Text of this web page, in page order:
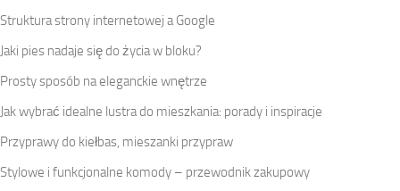
Struktura strony internetowej a Google
Jaki pies nadaje się do życia w bloku?
Prosty sposób na eleganckie wnętrze
Jak wybrać idealne lustra do mieszkania: porady i inspiracje
Przyprawy do kiełbas, mieszanki przypraw
Stylowe i funkcjonalne komody – przewodnik zakupowy